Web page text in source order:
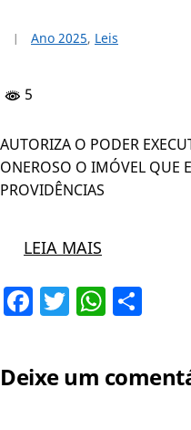
Ano 2025, Leis
5
AUTORIZA O PODER
ONEROSO O IMÓVEL QUE
PROVIDÊNCIAS
LEIA MAIS
Facebook
Twitter
Deixe um